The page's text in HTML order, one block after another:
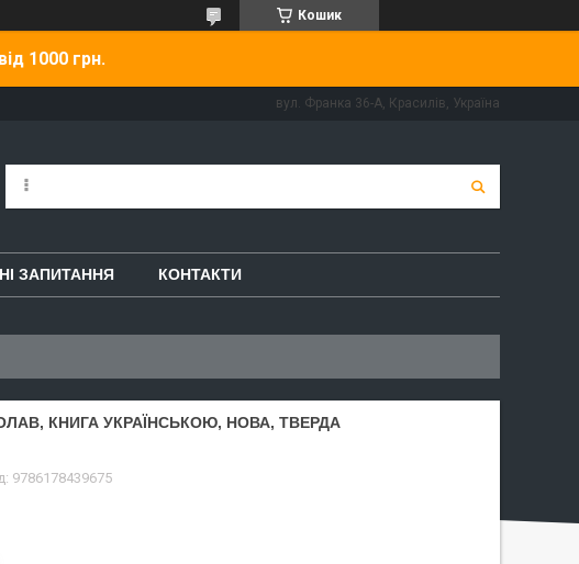
Кошик
1000 грн.
вул. Франка 36-А, Красилів, Україна
ЗАПИТАННЯ КОНТАКТИ
КНИГА УКРАЇНСЬКОЮ, НОВА, ТВЕРДА
9786178439675